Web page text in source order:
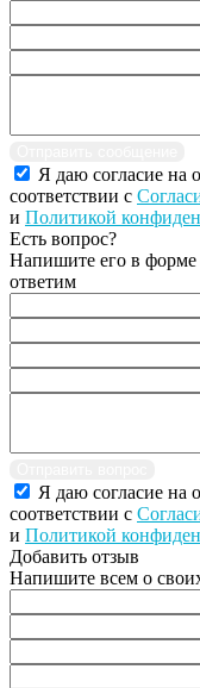
Я даю согласие на
соответствии с
и Политикой
Есть вопрос?
Напишите его в форме
ответим
Я даю согласие на
соответствии с
и Политикой
Добавить отзыв
Напишите всем о